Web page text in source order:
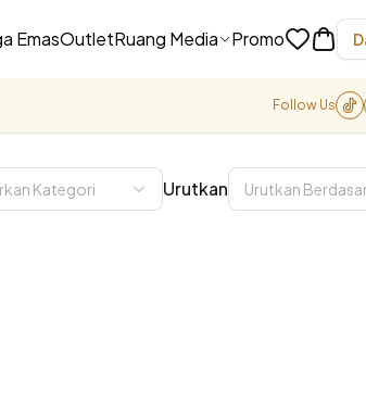
EmasOutletRuang Media Promo
Follow Us
Urutkan